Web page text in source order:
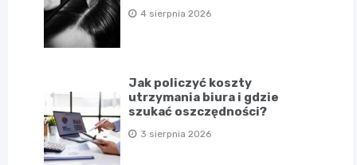
4 sierpnia 2026
Jak policzyć koszty
utrzymania biura i gdzie
szukać oszczędności?
3 sierpnia 2026